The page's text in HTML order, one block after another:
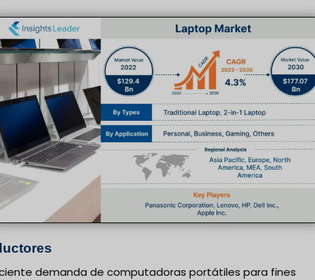
demanda de computadoras portátiles para fines